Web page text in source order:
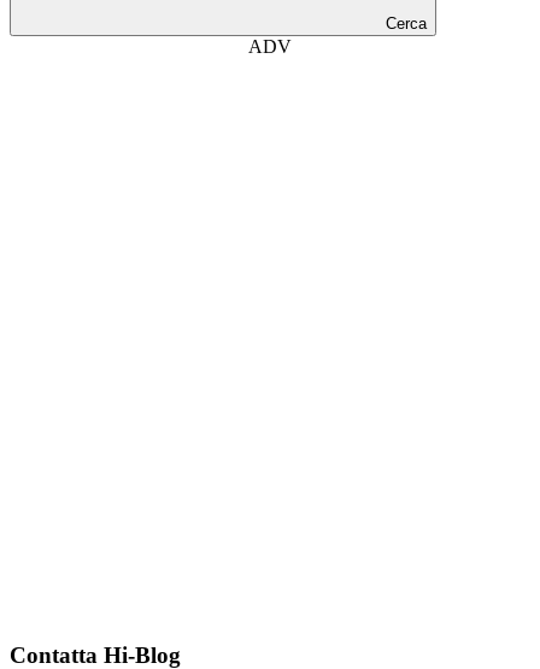
Cerca
ADV
Contatta Hi-Blog